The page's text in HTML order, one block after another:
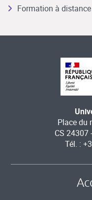
Formation à distance
Place du
CS 24307
Tél. :